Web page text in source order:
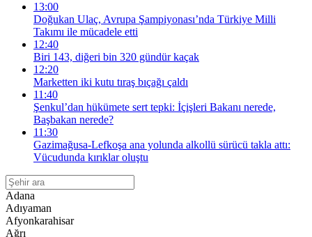
13:00
Doğukan Ulaç, Avrupa Şampiyonası’nda Türkiye Milli
Takımı ile mücadele etti
12:40
Biri 143, diğeri bin 320 gündür kaçak
12:20
Marketten iki kutu tıraş bıçağı çaldı
11:40
Şenkul’dan hükümete sert tepki: İçişleri Bakanı nerede,
Başbakan nerede?
11:30
Gazimağusa-Lefkoşa ana yolunda alkollü sürücü takla attı:
Vücudunda kırıklar oluştu
Adana
Adıyaman
Afyonkarahisar
Ağrı